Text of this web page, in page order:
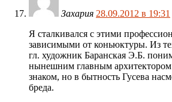
Захария 28.09.2012 в 19:31
Я сталкивался с этими
зависимыми от коньюктуры. Из
гл. художник Баранская Э.Б.
нынешним главным
знаком, но в бытность Гусева
бреда.